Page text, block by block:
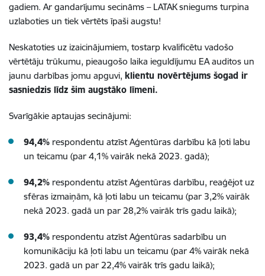
gadiem. Ar gandarījumu secināms – LATAK sniegums turpina
uzlaboties un tiek vērtēts īpaši augstu!
Neskatoties uz izaicinājumiem, tostarp kvalificētu vadošo
vērtētāju trūkumu, pieaugošo laika ieguldījumu EA auditos un
jaunu darbības jomu apguvi, klientu novērtējums šogad ir
sasniedzis līdz šim augstāko līmeni.
Svarīgākie aptaujas secinājumi:
94,4% respondentu atzīst Aģentūras darbību kā ļoti labu
un teicamu (par 4,1% vairāk nekā 2023. gadā);
94,2% respondentu atzīst Aģentūras darbību, reaģējot uz
sfēras izmaiņām, kā ļoti labu un teicamu (par 3,2% vairāk
nekā 2023. gadā un par 28,2% vairāk trīs gadu laikā);
93,4% respondentu atzīst Aģentūras sadarbību un
komunikāciju kā ļoti labu un teicamu (par 4% vairāk nekā
2023. gadā un par 22,4% vairāk trīs gadu laikā);